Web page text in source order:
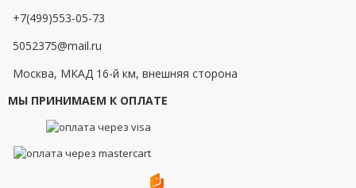
+7(499)553-05-73
5052375@mail.ru
Москва, МКАД 16-й км, внешняя сторона
МЫ ПРИНИМАЕМ К ОПЛАТЕ